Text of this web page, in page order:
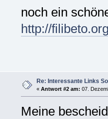
noch ein
http://
Re: Interessante Links
« Antwort #2 am: 07.
Meine